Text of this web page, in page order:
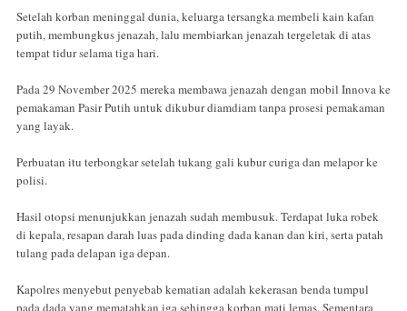
Setelah korban meninggal dunia, keluarga tersangka membeli kain kafan
putih, membungkus jenazah, lalu membiarkan jenazah tergeletak di atas
tempat tidur selama tiga hari.
Pada 29 November 2025 mereka membawa jenazah dengan mobil Innova ke
pemakaman Pasir Putih untuk dikubur diamdiam tanpa prosesi pemakaman
yang layak.
Perbuatan itu terbongkar setelah tukang gali kubur curiga dan melapor ke
polisi.
Hasil otopsi menunjukkan jenazah sudah membusuk. Terdapat luka robek
di kepala, resapan darah luas pada dinding dada kanan dan kiri, serta patah
tulang pada delapan iga depan.
Kapolres menyebut penyebab kematian adalah kekerasan benda tumpul
pada dada yang mematahkan iga sehingga korban mati lemas. Sementara